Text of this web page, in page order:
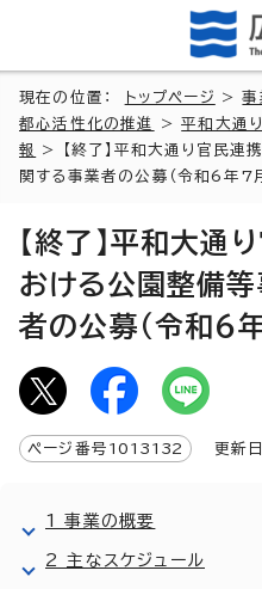
現在の位置： トップページ >事
都心活性化の推進
>平和大通
報
> 【終了】平和大通り官民連
関する事業者の公募（令和6年7
【終了】平和大通
おける公園整備
者の公募（令和6
ページ番号 1013132 更新
1 事業の概要
2 主なスケジュール